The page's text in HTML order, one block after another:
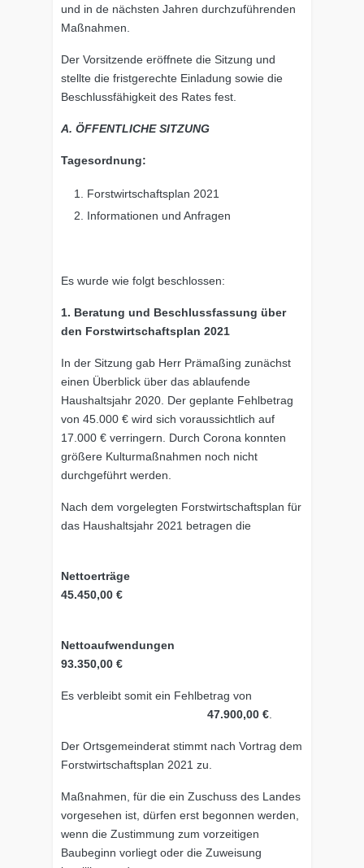
und in de nächsten Jahren durchzuführenden
Maßnahmen.
Der Vorsitzende eröffnete die Sitzung und
stellte die fristgerechte Einladung sowie die
Beschlussfähigkeit des Rates fest.
A. ÖFFENTLICHE SITZUNG
Tagesordnung:
Forstwirtschaftsplan 2021
Informationen und Anfragen
Es wurde wie folgt beschlossen:
1. Beratung und Beschlussfassung über
den Forstwirtschaftsplan 2021
In der Sitzung gab Herr Prämaßing zunächst
einen Überblick über das ablaufende
Haushaltsjahr 2020. Der geplante Fehlbetrag
von 45.000 € wird sich voraussichtlich auf
17.000 € verringern. Durch Corona konnten
größere Kulturmaßnahmen noch nicht
durchgeführt werden.
Nach dem vorgelegten Forstwirtschaftsplan für
das Haushaltsjahr 2021 betragen die
Nettoerträge
45.450,00 €
Nettoaufwendungen
93.350,00 €
Es verbleibt somit ein Fehlbetrag von
47.900,00 €.
Der Ortsgemeinderat stimmt nach Vortrag dem
Forstwirtschaftsplan 2021 zu.
Maßnahmen, für die ein Zuschuss des Landes
vorgesehen ist, dürfen erst begonnen werden,
wenn die Zustimmung zum vorzeitigen
Baubeginn vorliegt oder die Zuweisung